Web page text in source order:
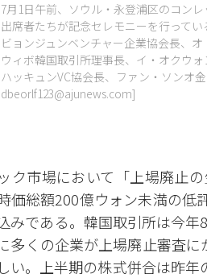
7月1日午前、ソウル・永登浦区のコン
出席者たちが記念セレモニーを行って
ビョンジュンベンチャー企業協会長、
ウィボ韓国取引所理事長、イ・オクウ
ハッキュンVC協会長、ファン・ソンオ
dbeorlf123@ajunews.com]
ク市場において「上場廃止
価総額200億ウォン未満の
みである。韓国取引所は今
多くの企業が上場廃止審査
い。上半期の株式併合は昨